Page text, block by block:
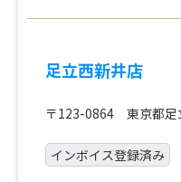
足立西新井店
〒123-0864 東京都足
インボイス登録済み